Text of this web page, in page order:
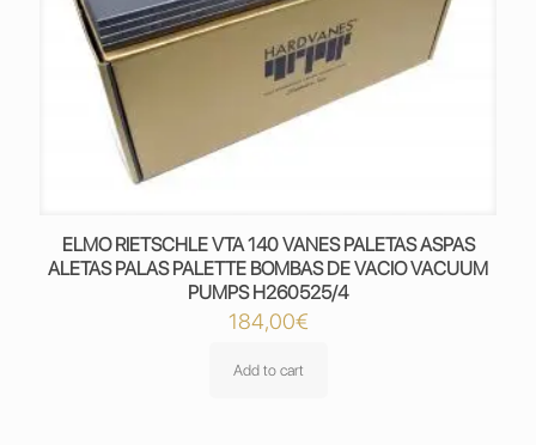
ELMO RIETSCHLE VTA 140 VANES PALETAS ASPAS
ALETAS PALAS PALETTE BOMBAS DE VACIO VACUUM
PUMPS H260525/4
184,00€
Add to cart